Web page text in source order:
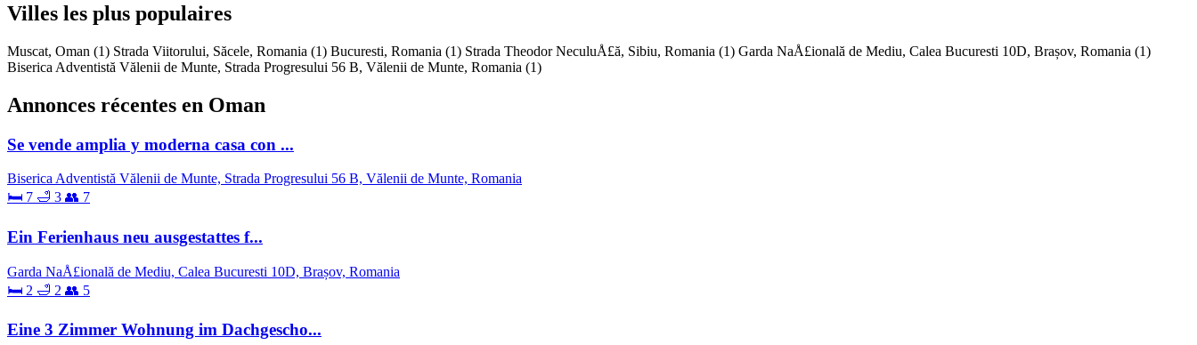
Villes les plus populaires
Muscat, Oman (1) Strada Viitorului, Săcele, Romania (1) Bucuresti, Romania (1) Strada Theodor NeculuÅ£ă, Sibiu, Romania (1) Garda NaÅ£ională de Mediu, Calea Bucuresti 10D, Brașov, Romania (1)
Biserica Adventistă Vălenii de Munte, Strada Progresului 56 B, Vălenii de Munte, Romania (1)
Annonces récentes en Oman
Se vende amplia y moderna casa con ...
Biserica Adventistă Vălenii de Munte, Strada Progresului 56 B, Vălenii de Munte, Romania
🛏 7 🛁 3 👥 7
Ein Ferienhaus neu ausgestattes f...
Garda NaÅ£ională de Mediu, Calea Bucuresti 10D, Brașov, Romania
🛏 2 🛁 2 👥 5
Eine 3 Zimmer Wohnung im Dachgescho...